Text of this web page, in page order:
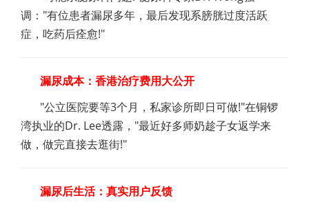
调："有位患者漏尿多年，最后发现系膀胱过度活跃
症，吃药后痊愈!"
漏尿成本：香港治疗费用大公开
"公立医院要等3个月，私家诊所即日可做!"在铜锣
湾执业的Dr. Lee透露，"最近好多师奶趁子女返学来
做，做完直接去逛街!"
漏尿后生活：真实用户反馈